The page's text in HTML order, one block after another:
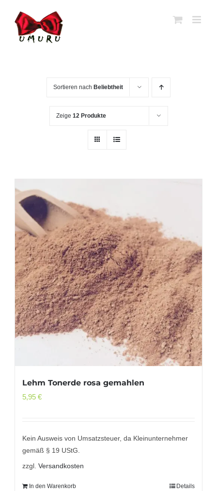
Inhalt
springen
Sortieren nach Beliebtheit
Zeige 12 Produkte
Lehm Tonerde rosa gemahlen
5,95 €
Kein Ausweis von Umsatzsteuer, da Kleinunternehmer
gemäß § 19 UStG.
zzgl. Versandkosten
In den Warenkorb Details